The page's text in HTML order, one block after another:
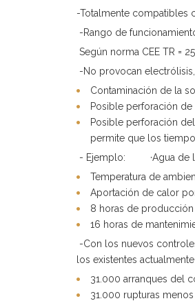
-Totalmente compatibles
-Rango de
Según norma CEE TR =
-No provocan
Contaminación de la
Posible perforación
Posible perforación
permite que los
- Ejemplo: ·Agua de la
Temperatura de
Aportación de calor
8 horas de
16 horas de
-Con los nuevos
los existentes
31.000 arranques del
31.000 rupturas